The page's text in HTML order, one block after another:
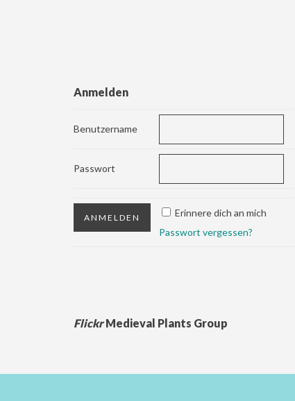
Anmelden
Benutzername
Passwort
Erinnere dich an mich
Passwort vergessen?
FlickrMedieval Plants Group